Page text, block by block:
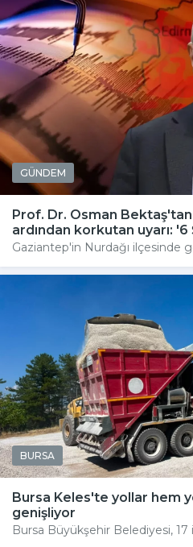
GÜNDEM
Prof. Dr. Osman
ardından korkutan uyarı:
Gaziantep'in Nurdağı ilçesinde
BURSA
Bursa Keles'te yollar hem
genişliyor
Bursa Büyükşehir Belediyesi, 17